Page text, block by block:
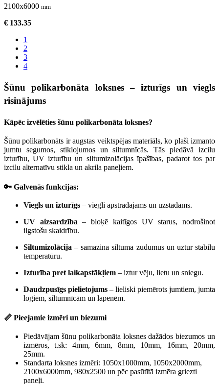
2100x6000 mm
€ 133.35
1
2
3
4
Šūnu polikarbonāta loksnes – izturīgs un viegls
risinājums
Kāpēc izvēlēties šūnu polikarbonāta loksnes?
Šūnu polikarbonāts ir augstas veiktspējas materiāls, ko plaši izmanto
jumtu segumos, stiklojumos un siltumnīcās. Tās piedāvā izcilu
izturību, UV izturību un siltumizolācijas īpašības, padarot tos par
izcilu alternatīvu stikla un akrila paneļiem.
🔑 Galvenās funkcijas:
Viegls un izturīgs – viegli apstrādājams un uzstādāms.
UV aizsardzība– bloķē kaitīgos UV starus, nodrošinot
ilgstošu skaidrību.
Siltumizolācija – samazina siltuma zudumus un uztur stabilu
temperatūru.
Izturība pret laikapstākļiem – iztur vēju, lietu un sniegu.
Daudzpusīgs pielietojums – lieliski piemērots jumtiem, jumta
logiem, siltumnīcām un lapenēm.
📏 Pieejamie izmēri un biezumi
Piedāvājam šūnu polikarbonāta loksnes dažādos biezumos un
izmēros, t.sk: 4mm, 6mm, 8mm, 10mm, 16mm, 20mm,
25mm.
Standarta loksnes izmēri: 1050x1000mm, 1050x2000mm,
2100x6000mm, 980x2500 un pēc pasūtītā izmēra griezti
paneļi.